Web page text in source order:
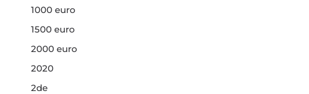
1000 euro
1500 euro
2000 euro
2020
2de